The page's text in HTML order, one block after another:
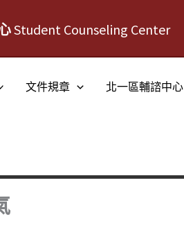
Student Counseling Center
文件規章 北一區輔諮中心